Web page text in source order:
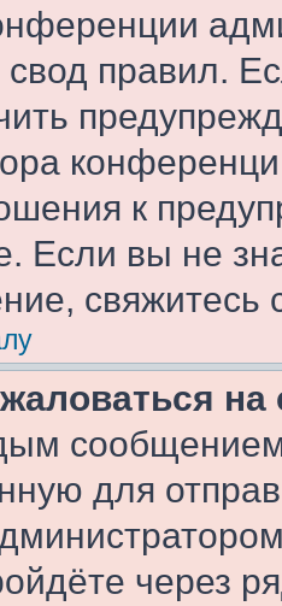
свод правил.
к
Если вы не
сообщением
для
через